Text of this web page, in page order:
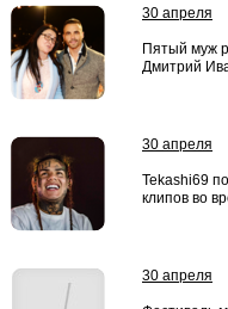
30 апреля
Пятый муж
Дмитрий
30 апреля
Tekashi69
клипов во
30 апреля